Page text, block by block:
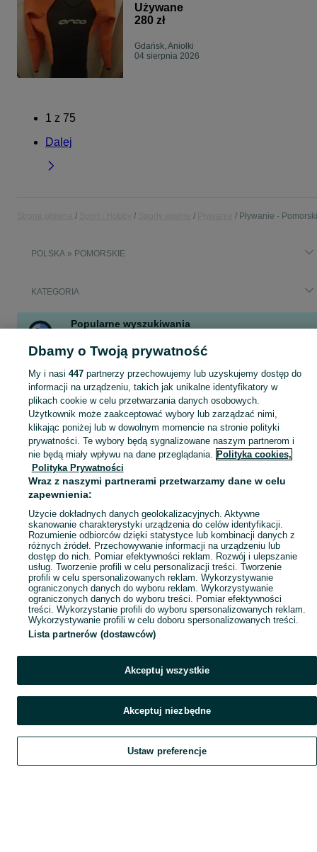
Używane
280 zł
Gdańsk, Aniołki
04 sierpnia 2026
1 z 75
Dalej
Pływanie -
POLSKA » POMORSKIE
KATEGORIA
Popularne wyszukiwania
pianka do pływania meska rozmiar xl
pianka do pływania meska
pianka xl do pływania
Sprzedaż sprzętu do pływania Pomorskie ▶️ Nowe i używane oferty ✅ Szeroki wybór produktów w atrakcyjnych cenach ✌ Znajdź ogłoszenia na OLX.pl! Zobacz
Mapa kategorii
Mapa miejscowości
Mapa ministron
Popularne wyszukiwania
Szukaj Obserwujesz Dodaj Czat Konto
Dbamy o Twoją prywatność
My i nasi 447partnerzy przechowujemy lub uzyskujemy dostęp do
informacji na urządzeniu, takich jak unikalne identyfikatory w
plikach cookie w celu przetwarzania danych osobowych.
Użytkownik może zaakceptować wybory lub zarządzać nimi,
klikając poniżej lub w dowolnym momencie na stronie polityki
prywatności. Te wybory będą sygnalizowane naszym partnerom i
nie będą miały wpływu na dane przeglądania. Polityka cookies,
Polityka Prywatności
Wraz z naszymi partnerami przetwarzamy dane w celu
zapewnienia:
Użycie dokładnych danych geolokalizacyjnych. Aktywne
skanowanie charakterystyki urządzenia do celów identyfikacji.
Rozumienie odbiorców dzięki statystyce lub kombinacji danych z
różnych źródeł. Przechowywanie informacji na urządzeniu lub
dostęp do nich. Pomiar efektywności reklam. Rozwój i ulepszanie
usług. Tworzenie profili w celu personalizacji treści. Tworzenie
profili w celu spersonalizowanych reklam. Wykorzystywanie
ograniczonych danych do wyboru reklam. Wykorzystywanie
ograniczonych danych do wyboru treści. Pomiar efektywności
treści. Wykorzystanie profili do wyboru spersonalizowanych reklam.
Wykorzystywanie profili w celu doboru spersonalizowanych treści.
Lista partnerów (dostawców)
Akceptuj wszystkie
Akceptuj niezbędne
Ustaw preferencje